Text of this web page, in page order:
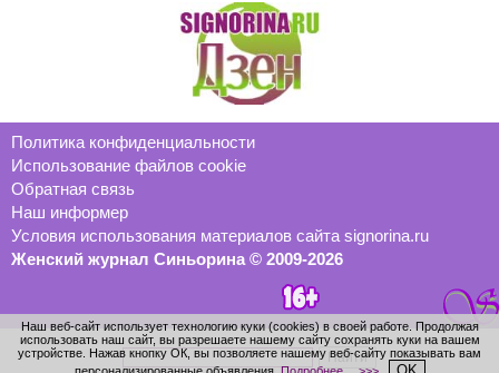
Политика конфиденциальности
Использование файлов cookie
Обратная связь
Наш информер
Условия использования материалов сайта signorina.ru
Женский журнал Синьорина © 2009-2026
Наш веб-сайт использует технологию куки (cookies) в своей работе. Продолжая
использовать наш сайт, вы разрешаете нашему сайту сохранять куки на вашем
устройстве. Нажав кнопку ОК, вы позволяете нашему веб-сайту показывать вам